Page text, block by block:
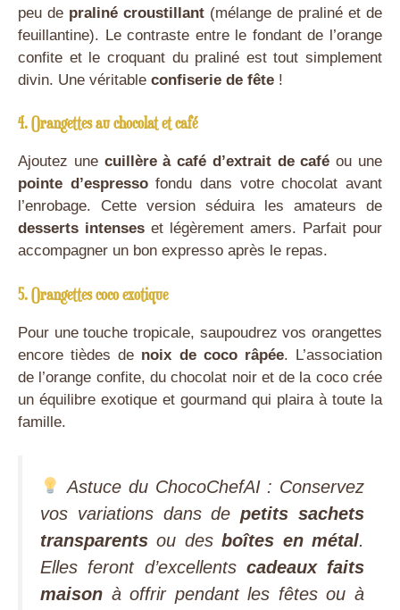
peu de praliné croustillant (mélange de praliné et de
feuillantine). Le contraste entre le fondant de l’orange
confite et le croquant du praliné est tout simplement
divin. Une véritable confiserie de fête !
4. Orangettes au chocolat et café
Ajoutez une cuillère à café d’extrait de café ou une
pointe d’espressofondu dans votre chocolat avant
l’enrobage. Cette version séduira les amateurs de
desserts intenses et légèrement amers. Parfait pour
accompagner un bon expresso après le repas.
5. Orangettes coco exotique
Pour une touche tropicale, saupoudrez vos orangettes
encore tièdes de noix de coco râpée. L’association
de l’orange confite, du chocolat noir et de la coco crée
un équilibre exotique et gourmand qui plaira à toute la
famille.
Astuce du ChocoChefAI: Conservez
vos variations dans depetits sachets
transparents ou desboîtes en métal.
Elles feront d’excellents cadeaux faits
maison à offrir pendant les fêtes ou à